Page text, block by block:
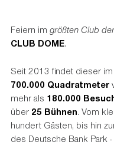
Feiern im größten Club
CLUB DOME.
Seit 2013 findet dieser
700.000 Quadratmeter
mehr als 180.000
über 25 Bühnen. Vom
hundert Gästen, bis hin
des Deutsche Bank Park